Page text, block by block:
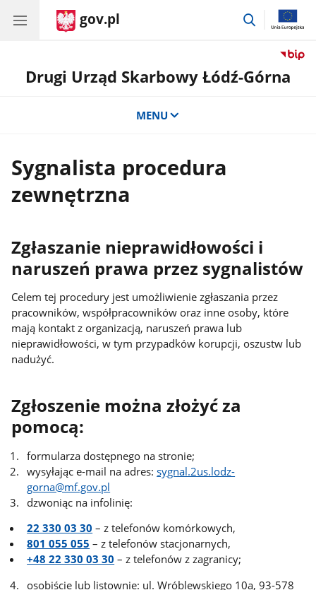
gov.pl
przejdź
Drugi Urząd Skarbowy Łódź-Górna
MENU
Sygnalista procedura
zewnętrzna
Zgłaszanie nieprawidłowości i
naruszeń prawa przez sygnalistów
Celem tej procedury jest umożliwienie zgłaszania przez
pracowników, współpracowników oraz inne osoby, które
mają kontakt z organizacją, naruszeń prawa lub
nieprawidłowości, w tym przypadków korupcji, oszustw lub
nadużyć.
Zgłoszenie można złożyć za
pomocą:
formularza dostępnego na stronie;
wysyłając e-mail na adres:sygnal.2us.lodz-
gorna@mf.gov.pl
dzwoniąc na infolinię:
22 330 03 30 – z telefonów komórkowych,
801 055 055 – z telefonów stacjonarnych,
+48 22 330 03 30 – z telefonów z zagranicy;
osobiście lub listownie: ul. Wróblewskiego 10a, 93-578